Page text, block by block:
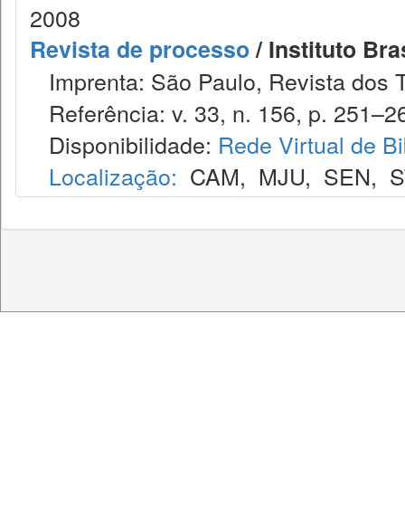
2008
Revista de processo/ Instituto
Imprenta: São Paulo, Revista dos
Referência: v. 33, n. 156, p.
Disponibilidade: Rede Virtual de
Localização: CAM, MJU, SEN,